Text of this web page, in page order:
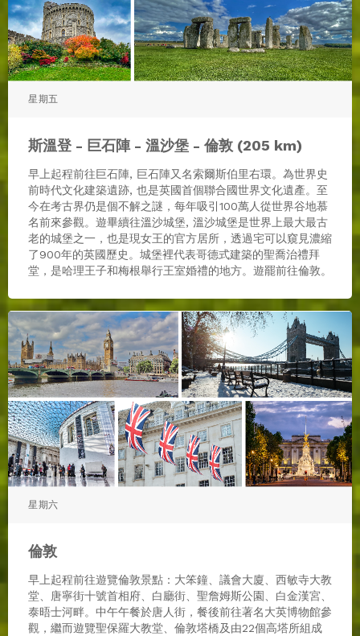
星期五
斯溫登 - 巨石陣 - 溫沙堡 - 倫敦 (205 km)
早上起程前往巨石陣, 巨石陣又名索爾斯伯里右環。為世界史
前時代文化建築遺跡, 也是英國首個聯合國世界文化遺產。至
今在考古界仍是個不解之謎，每年吸引100萬人從世界谷地慕
名前來參觀。遊畢續往溫沙城堡, 溫沙城堡是世界上最大最古
老的城堡之一，也是現女王的官方居所，透過宅可以窺見濃縮
了900年的英國歷史。城堡裡代表哥德式建築的聖喬治禮拜
堂，是哈理王子和梅根舉行王室婚禮的地方。遊罷前往倫敦。
星期六
倫敦
早上起程前往遊覽倫敦景點：大笨鐘、議會大廈、西敏寺大教
堂、唐寧街十號首相府、白廳街、聖詹姆斯公園、白金漢宮、
泰晤士河畔。中午午餐於唐人街，餐後前往著名大英博物館參
觀，繼而遊覽聖保羅大教堂、倫敦塔橋及由22個高塔所組成